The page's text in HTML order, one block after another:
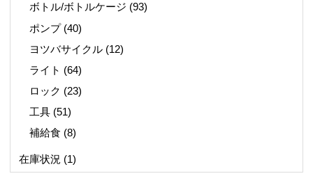
ボトル/ボトルケージ (93)
ポンプ(40)
ヨツバサイクル (12)
ライト (64)
ロック (23)
工具 (51)
補給食 (8)
在庫状況 (1)